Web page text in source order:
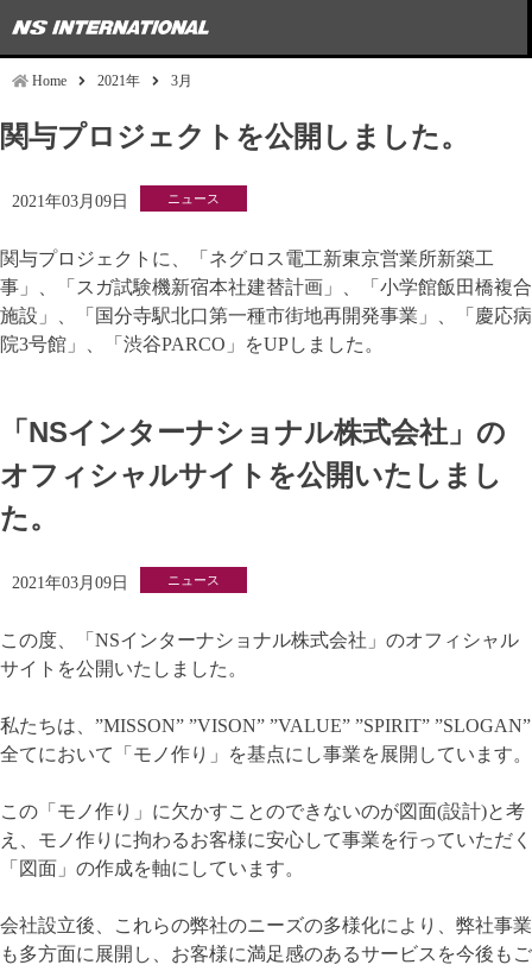
Home 2021年 3月
関与プロジェクトを公開しました。
2021年03月09日 ニュース
関与プロジェクトに、「ネグロス電工新東京営業所新築工
事」、「スガ試験機新宿本社建替計画」、「小学館飯田橋複合
施設」、「国分寺駅北口第一種市街地再開発事業」、「慶応病
院3号館」、「渋谷PARCO」をUPしました。
「NSインターナショナル株式会社」の
オフィシャルサイトを公開いたしまし
た。
2021年03月09日 ニュース
この度、「NSインターナショナル株式会社」のオフィシャル
サイトを公開いたしました。
私たちは、”MISSON” ”VISON” ”VALUE” ”SPIRIT” ”SLOGAN”
全てにおいて「モノ作り」を基点にし事業を展開しています。
この「モノ作り」に欠かすことのできないのが図面(設計)と考
え、モノ作りに拘わるお客様に安心して事業を行っていただく
「図面」の作成を軸にしています。
会社設立後、これらの弊社のニーズの多様化により、弊社事業
も多方面に展開し、お客様に満足感のあるサービスを今後もご